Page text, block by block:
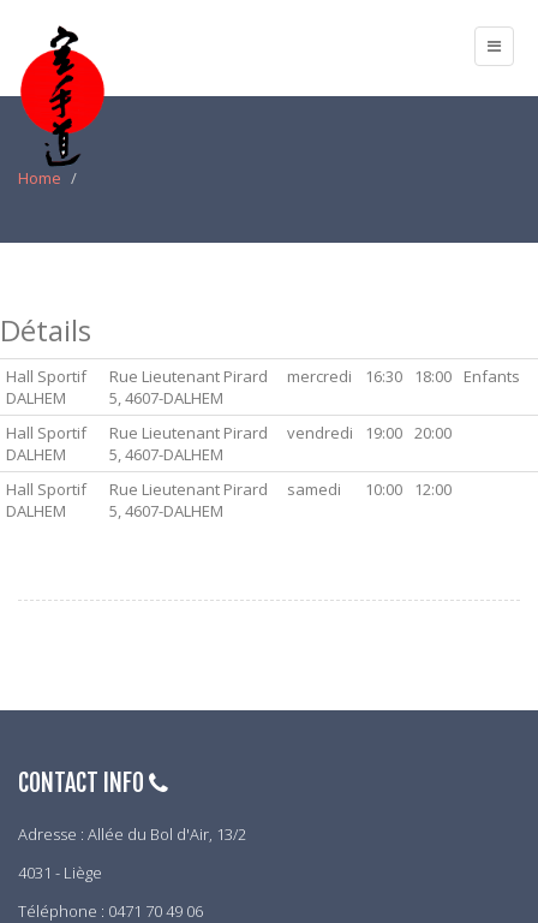
Home
Détails
Hall Sportif
DALHEM
Rue Lieutenant Pirard
5, 4607-DALHEM
mercredi 16:30 18:00 Enfants
Hall Sportif
DALHEM
Rue Lieutenant Pirard
5, 4607-DALHEM
vendredi 19:00 20:00
Hall Sportif
DALHEM
Rue Lieutenant Pirard
5, 4607-DALHEM
samedi 10:00 12:00
CONTACT INFO
Adresse : Allée du Bol d'Air, 13/2
4031 - Liège
Téléphone : 0471 70 49 06